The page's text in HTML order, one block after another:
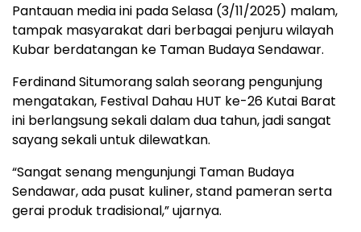
Pantauan media ini pada Selasa (3/11/2025) malam,
tampak masyarakat dari berbagai penjuru wilayah
Kubar berdatangan ke Taman Budaya Sendawar.
Ferdinand Situmorang salah seorang pengunjung
mengatakan, Festival Dahau HUT ke-26 Kutai Barat
ini berlangsung sekali dalam dua tahun, jadi sangat
sayang sekali untuk dilewatkan.
“Sangat senang mengunjungi Taman Budaya
Sendawar, ada pusat kuliner, stand pameran serta
gerai produk tradisional,” ujarnya.